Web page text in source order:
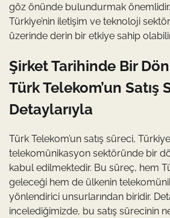
göz önünde bulundurmak önemlidir.
Türkiye’nin iletişim ve teknoloji
üzerinde derin bir etkiye sahip
Şirket Tarihinde Bir
Türk Telekom’un Satış
Detaylarıyla
Türk Telekom’un satış süreci,
telekomünikasyon sektöründe bir
kabul edilmektedir. Bu süreç, hem
geleceği hem de ülkenin
yönlendirici unsurlarından biridir.
incelediğimizde, bu satış sürecinin